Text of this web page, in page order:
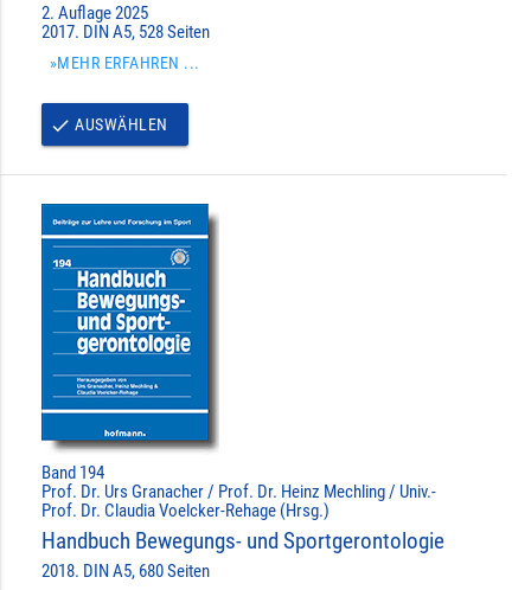
2. Auflage 2025
2017. DIN A5, 528 Seiten
»MEHR ERFAHREN ...
done AUSWÄHLEN
Band 194
Prof. Dr. Urs Granacher / Prof. Dr. Heinz Mechling / Univ.-
Prof. Dr. Claudia Voelcker-Rehage (Hrsg.)
Handbuch Bewegungs- und Sportgerontologie
2018. DIN A5, 680 Seiten